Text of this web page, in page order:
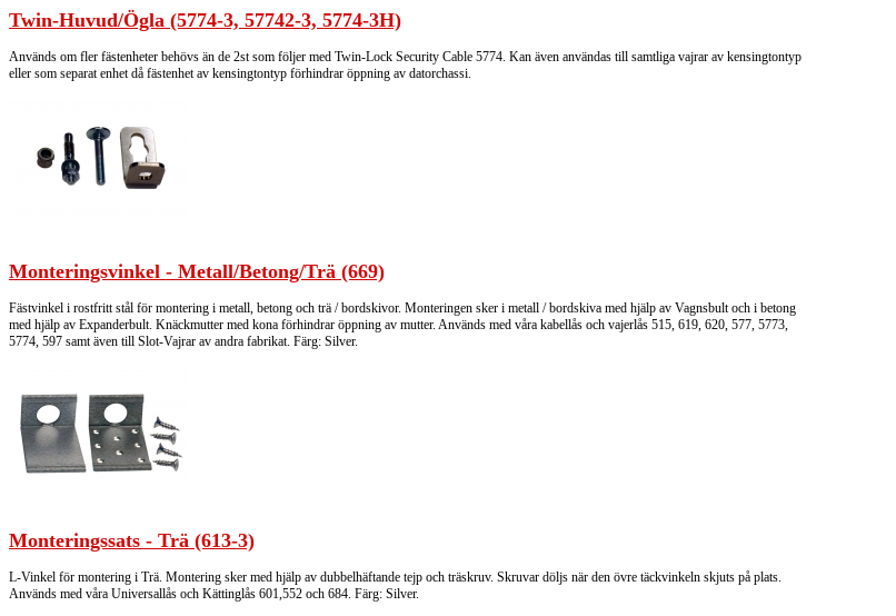
Twin-Huvud/Ögla (5774-3, 57742-3, 5774-3H)
Används om fler fästenheter behövs än de 2st som följer med Twin-Lock Security Cable 5774. Kan även användas till samtliga vajrar av kensingtontyp
eller som separat enhet då fästenhet av kensingtontyp förhindrar öppning av datorchassi.
Monteringsvinkel - Metall/Betong/Trä (669)
Fästvinkel i rostfritt stål för montering i metall, betong och trä / bordskivor. Monteringen sker i metall / bordskiva med hjälp av Vagnsbult och i betong
med hjälp av Expanderbult. Knäckmutter med kona förhindrar öppning av mutter. Används med våra kabellås och vajerlås 515, 619, 620, 577, 5773,
5774, 597 samt även till Slot-Vajrar av andra fabrikat. Färg: Silver.
Monteringssats - Trä (613-3)
L-Vinkel för montering i Trä. Montering sker med hjälp av dubbelhäftande tejp och träskruv. Skruvar döljs när den övre täckvinkeln skjuts på plats.
Används med våra Universallås och Kättinglås 601,552 och 684. Färg: Silver.